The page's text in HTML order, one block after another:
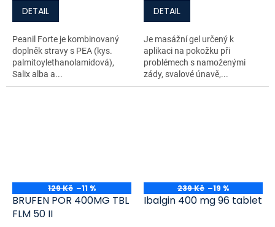
DETAIL
Peanil Forte je kombinovaný
doplněk stravy s PEA (kys.
palmitoylethanolamidová),
Salix alba a...
DETAIL
Je masážní gel určený k
aplikaci na pokožku při
problémech s namoženými
zády, svalové únavě,...
129 Kč –11 %
BRUFEN POR 400MG TBL
FLM 50 II
239 Kč –19 %
Ibalgin 400 mg 96 tablet